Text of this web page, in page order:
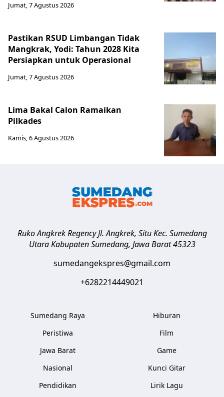
Jumat, 7 Agustus 2026
Pastikan RSUD Limbangan Tidak
Mangkrak, Yodi: Tahun 2028 Kita
Persiapkan untuk Operasional
Jumat, 7 Agustus 2026
Lima Bakal Calon Ramaikan
Pilkades
Kamis, 6 Agustus 2026
Ruko Angkrek Regency Jl. Angkrek, Situ Kec. Sumedang
Utara Kabupaten Sumedang, Jawa Barat 45323
sumedangekspres@gmail.com
+6282214449021
Sumedang Raya
Peristiwa
Jawa Barat
Nasional
Pendidikan
Hiburan
Film
Game
Kunci Gitar
Lirik Lagu